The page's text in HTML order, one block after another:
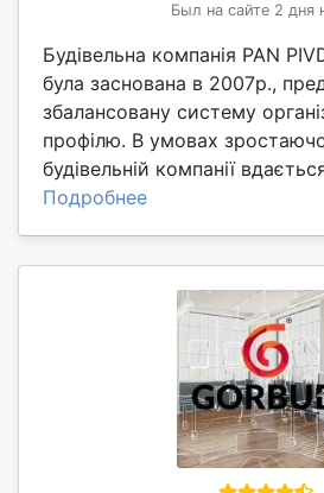
Был на сайте 2 дня
Будівельна компанія PAN
була заснована в 2007р.,
збалансовану систему
профілю. В умовах
будівельній компанії
Подробнее